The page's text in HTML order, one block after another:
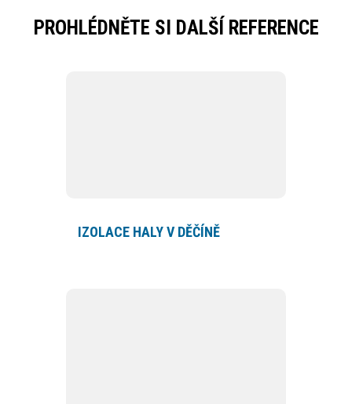
PROHLÉDNĚTE SI DALŠÍ REFERENCE
IZOLACE HALY V DĚČÍNĚ